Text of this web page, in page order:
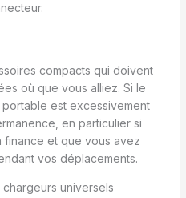
compacts qui doivent
où que vous alliez. Si le
est excessivement
en particulier si
finance et que vous avez
vos déplacements.
universels